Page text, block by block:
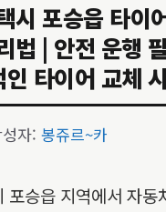
시 포승읍 타이
법 | 안전 운행
타이어 교체
자: 봉쥬르~카
포승읍 지역에서 자동